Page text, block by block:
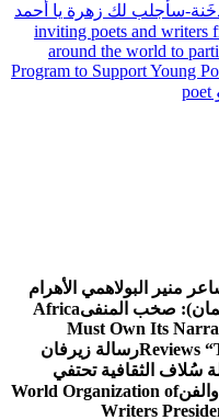
-سأجلب لك زهرة يا أحمد
" inviting poets and writers
around the world to
Program to Support Young
منير البولاهمي الأهرام
صخب المنفىAfrica
Must Own Its
Reviewsرسالة زيرفان
سُلاف الثقافية تحتفي
World Organization of
Writers